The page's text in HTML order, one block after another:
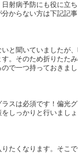
射病予防にも役に立
からない方は下記記
と聞いていましたが
。そのため折りたた
で一つ持っておきまし
スは必須です！偏光
しっかりと行いましょ
たくなります。そこ